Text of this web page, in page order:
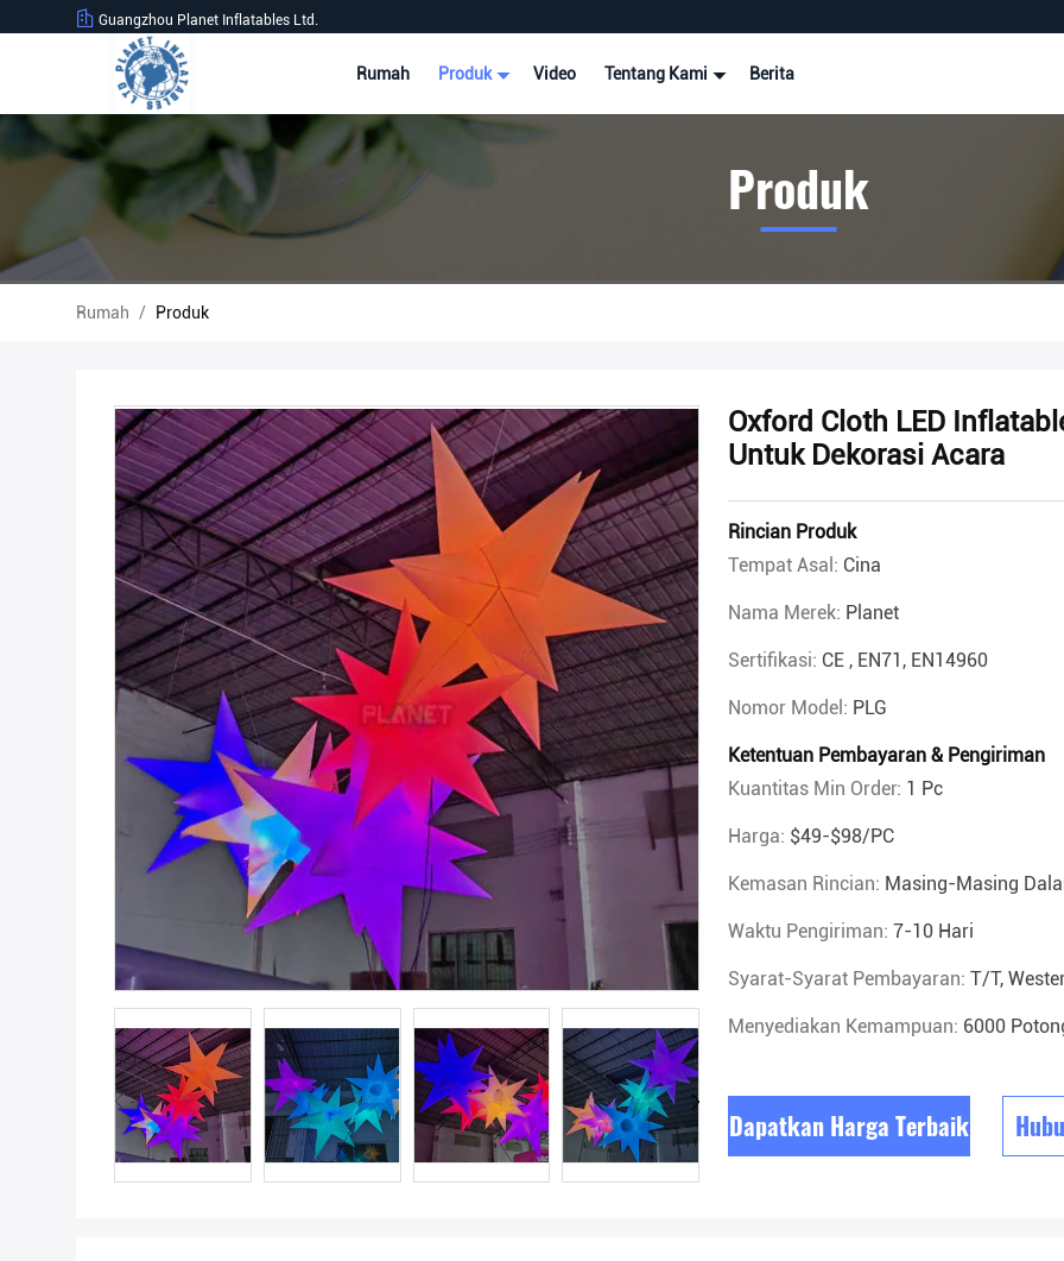
Guangzhou Planet Inflatables Ltd.
Rumah Produk Video Tentang Kami Berita
Produk
Rumah / Produk
Oxford Cloth LED
Untuk Dekorasi Acara
Rincian Produk
Tempat Asal: Cina
Nama Merek: Planet
Sertifikasi: CE , EN71, EN14960
Nomor Model: PLG
Ketentuan Pembayaran & Pengiriman
Kuantitas Min Order: 1 Pc
Harga: $49-$98/PC
Kemasan Rincian: Masing-Masing
Waktu Pengiriman: 7-10 Hari
Syarat-Syarat Pembayaran: T/T,
Menyediakan Kemampuan: 6000
Dapatkan Harga Terbaik